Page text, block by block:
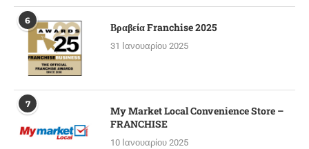
6 Βραβεία Franchise 2025
31 Ιανουαρίου 2025
7
My Market Local Convenience Store –
FRANCHISE
10 Ιανουαρίου 2025